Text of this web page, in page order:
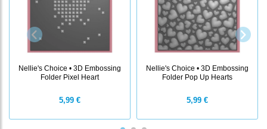
Nellie's Choice • 3D Embossing
Folder Pixel Heart
5,99 €
Nellie's Choice • 3D Embossing
Folder Pop Up Hearts
5,99 €